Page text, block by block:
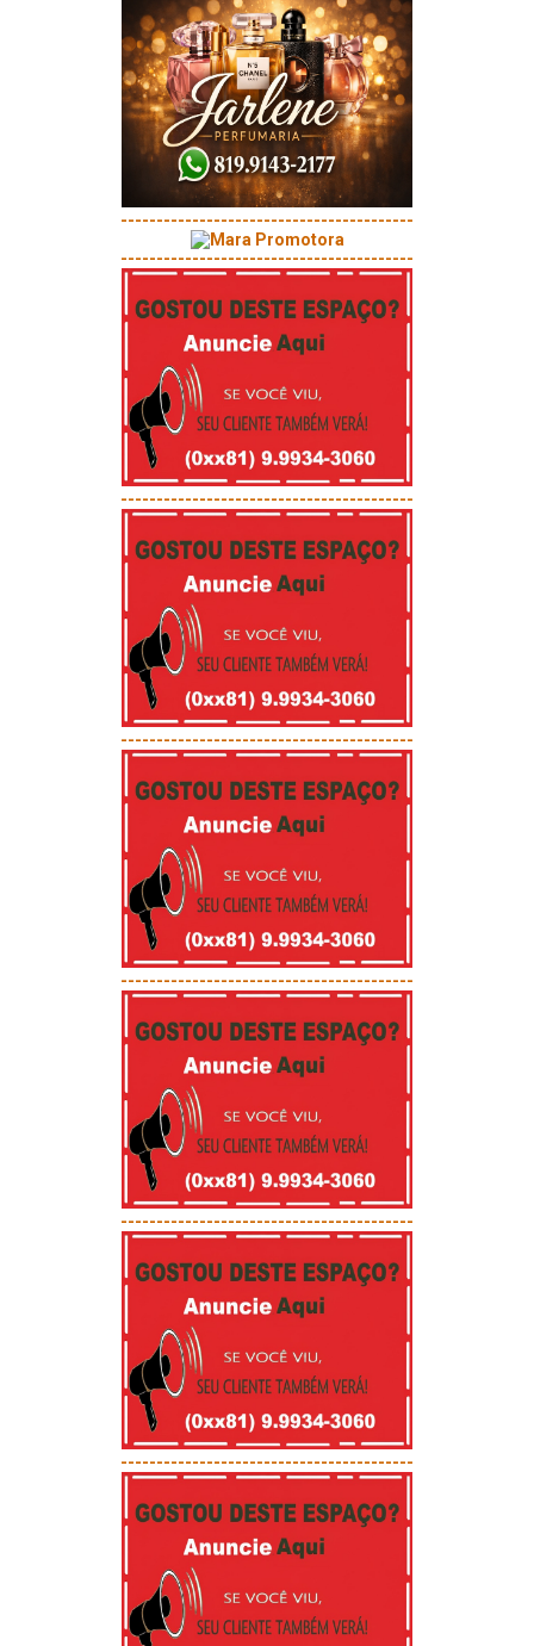
-----------------------------------------
-----------------------------------------
-----------------------------------------
-----------------------------------------
-----------------------------------------
-----------------------------------------
-----------------------------------------